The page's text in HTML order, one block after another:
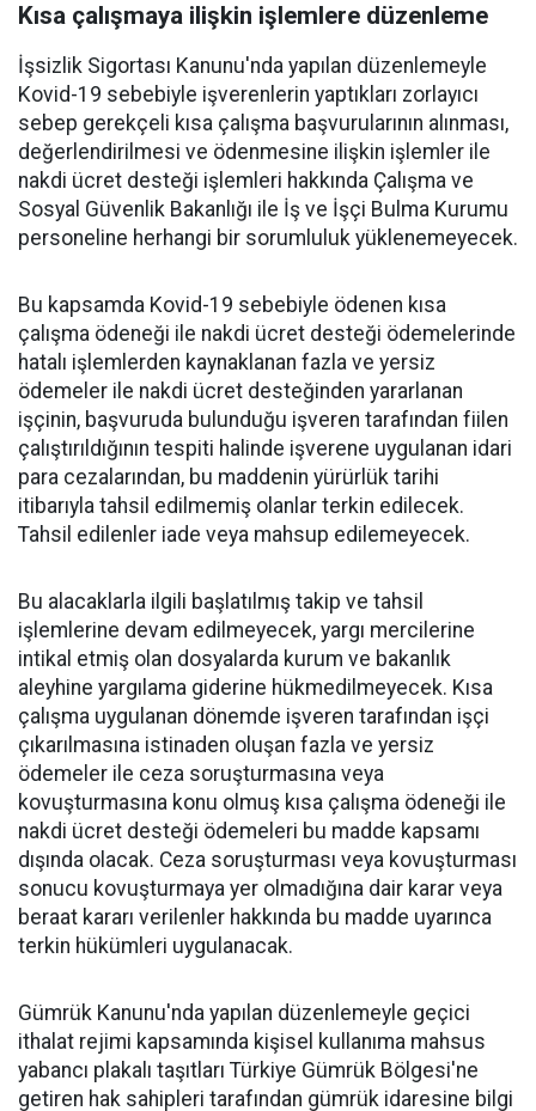
Kısa çalışmaya ilişkin işlemlere düzenleme
İşsizlik Sigortası Kanunu'nda yapılan düzenlemeyle
Kovid-19 sebebiyle işverenlerin yaptıkları zorlayıcı
sebep gerekçeli kısa çalışma başvurularının alınması,
değerlendirilmesi ve ödenmesine ilişkin işlemler ile
nakdi ücret desteği işlemleri hakkında Çalışma ve
Sosyal Güvenlik Bakanlığı ile İş ve İşçi Bulma Kurumu
personeline herhangi bir sorumluluk yüklenemeyecek.
Bu kapsamda Kovid-19 sebebiyle ödenen kısa
çalışma ödeneği ile nakdi ücret desteği ödemelerinde
hatalı işlemlerden kaynaklanan fazla ve yersiz
ödemeler ile nakdi ücret desteğinden yararlanan
işçinin, başvuruda bulunduğu işveren tarafından fiilen
çalıştırıldığının tespiti halinde işverene uygulanan idari
para cezalarından, bu maddenin yürürlük tarihi
itibarıyla tahsil edilmemiş olanlar terkin edilecek.
Tahsil edilenler iade veya mahsup edilemeyecek.
Bu alacaklarla ilgili başlatılmış takip ve tahsil
işlemlerine devam edilmeyecek, yargı mercilerine
intikal etmiş olan dosyalarda kurum ve bakanlık
aleyhine yargılama giderine hükmedilmeyecek. Kısa
çalışma uygulanan dönemde işveren tarafından işçi
çıkarılmasına istinaden oluşan fazla ve yersiz
ödemeler ile ceza soruşturmasına veya
kovuşturmasına konu olmuş kısa çalışma ödeneği ile
nakdi ücret desteği ödemeleri bu madde kapsamı
dışında olacak. Ceza soruşturması veya kovuşturması
sonucu kovuşturmaya yer olmadığına dair karar veya
beraat kararı verilenler hakkında bu madde uyarınca
terkin hükümleri uygulanacak.
Gümrük Kanunu'nda yapılan düzenlemeyle geçici
ithalat rejimi kapsamında kişisel kullanıma mahsus
yabancı plakalı taşıtları Türkiye Gümrük Bölgesi'ne
getiren hak sahipleri tarafından gümrük idaresine bilgi